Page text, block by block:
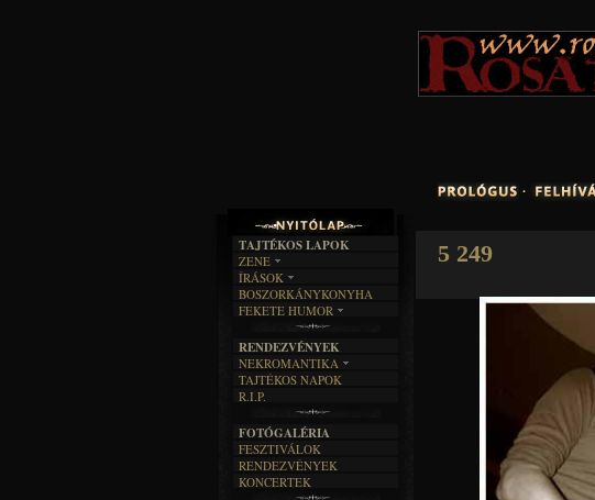
5 249
TAJTÉKOS LAPOK
ZENE
EGYÜTTESEK
INTERJÚK
FORDÍTÁSOK
DALSZÖVEGEK
ÍRÁSOK
IRODALOM
FILM
MŰVÉSZET
ÍRÁSTÖRTÉNET
BOSZORKÁNYKONYHA
FEKETE HUMOR
SZÖVEGES
RENDEZVÉNYEK
NEKROMANTIKA
AKTUÁLIS
A MÚLT
TAJTÉKOS NAPOK
R.I.P.
FOTÓGALÉRIA
FESZTIVÁLOK
RENDEZVÉNYEK
KONCERTEK